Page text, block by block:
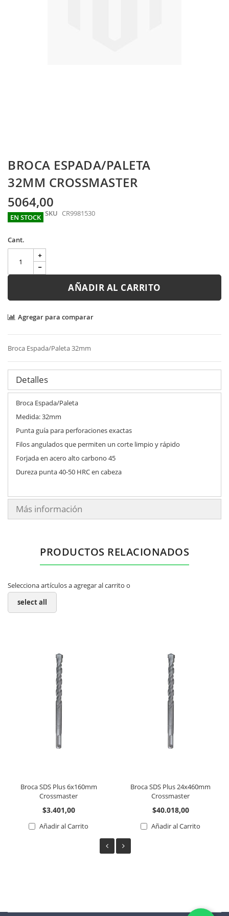
Skip
to
the
beginning
of
the
images
gallery
BROCA ESPADA/PALETA
32MM CROSSMASTER
5064,00
EN STOCK SKU CR9981530
Cant.
AÑADIR AL CARRITO
Agregar para comparar
Broca Espada/Paleta 32mm
Detalles
Broca Espada/Paleta
Medida: 32mm
Punta guía para perforaciones exactas
Filos angulados que permiten un corte limpio y rápido
Forjada en acero alto carbono 45
Dureza punta 40-50 HRC en cabeza
Más información
PRODUCTOS RELACIONADOS
Selecciona artículos a agregar al carrito o
select all
Broca SDS Plus 6x160mm
Crossmaster
$3.401,00
Añadir al Carrito
Broca SDS Plus 24x460mm
Crossmaster
$40.018,00
Añadir al Carrito